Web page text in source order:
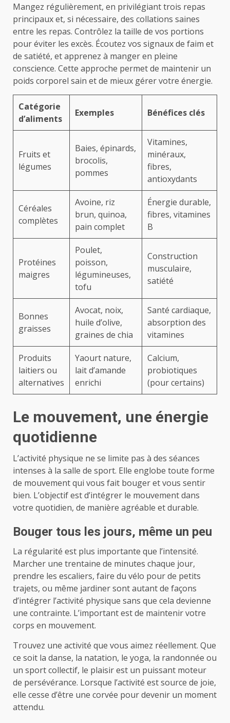
Mangez régulièrement, en privilégiant trois repas
principaux et, si nécessaire, des collations saines
entre les repas. Contrôlez la taille de vos portions
pour éviter les excès. Écoutez vos signaux de faim et
de satiété, et apprenez à manger en pleine
conscience. Cette approche permet de maintenir un
poids corporel sain et de mieux gérer votre énergie.
Catégorie
d’aliments
Exemples Bénéfices clés
Fruits et
légumes
Baies, épinards,
brocolis,
pommes
Vitamines,
minéraux,
fibres,
antioxydants
Céréales
complètes
Avoine, riz
brun, quinoa,
pain complet
Énergie durable,
fibres, vitamines
B
Protéines
maigres
Poulet,
poisson,
légumineuses,
tofu
Construction
musculaire,
satiété
Bonnes
graisses
Avocat, noix,
huile d’olive,
graines de chia
Santé cardiaque,
absorption des
vitamines
Produits
laitiers ou
alternatives
Yaourt nature,
lait d’amande
enrichi
Calcium,
probiotiques
(pour certains)
Le mouvement, une énergie
quotidienne
L’activité physique ne se limite pas à des séances
intenses à la salle de sport. Elle englobe toute forme
de mouvement qui vous fait bouger et vous sentir
bien. L’objectif est d’intégrer le mouvement dans
votre quotidien, de manière agréable et durable.
Bouger tous les jours, même un peu
La régularité est plus importante que l’intensité.
Marcher une trentaine de minutes chaque jour,
prendre les escaliers, faire du vélo pour de petits
trajets, ou même jardiner sont autant de façons
d’intégrer l’activité physique sans que cela devienne
une contrainte. L’important est de maintenir votre
corps en mouvement.
Trouvez une activité que vous aimez réellement. Que
ce soit la danse, la natation, le yoga, la randonnée ou
un sport collectif, le plaisir est un puissant moteur
de persévérance. Lorsque l’activité est source de joie,
elle cesse d’être une corvée pour devenir un moment
attendu.